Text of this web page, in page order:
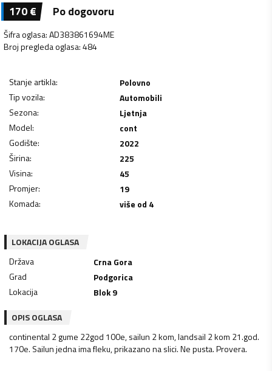
170€ Po dogovoru
Šifra oglasa:AD383861694ME
Broj pregleda oglasa:484
Stanje artikla:
Polovno
Tip vozila:
Automobili
Sezona:
Ljetnja
Model:
cont
Godište:
2022
Širina:
225
Visina:
45
Promjer:
19
Komada: više od 4
LOKACIJA OGLASA
Država
Crna Gora
Grad
Podgorica
Lokacija
Blok 9
OPIS OGLASA
continental 2 gume 22god 100e, sailun 2 kom, landsail 2 kom 21.god.
170e. Sailun jedna ima fleku, prikazano na slici. Ne pusta. Provera.